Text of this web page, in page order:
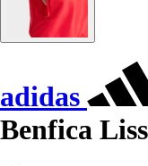
adidas
Benfica